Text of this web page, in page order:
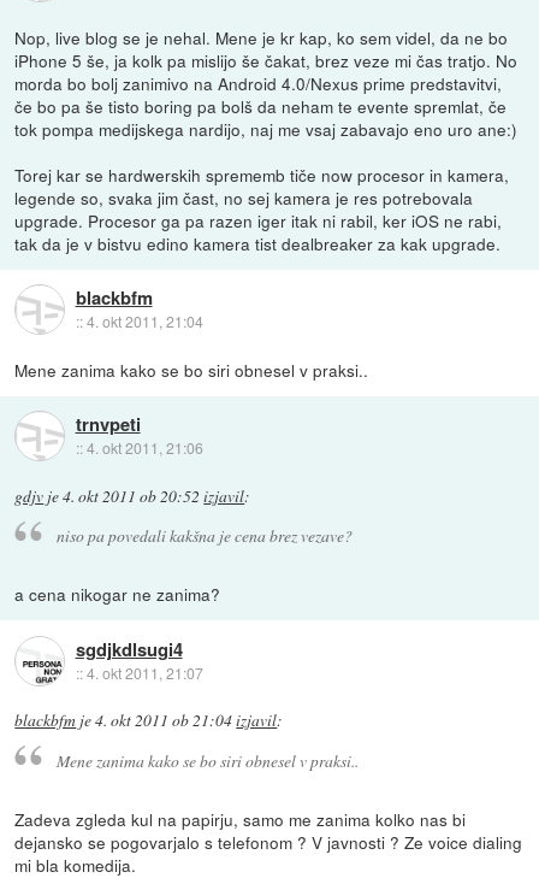
Nop, live blog se je nehal. Mene je kr kap, ko sem videl, da ne bo
iPhone 5 še, ja kolk pa mislijo še čakat, brez veze mi čas tratjo. No
morda bo bolj zanimivo na Android 4.0/Nexus prime predstavitvi,
če bo pa še tisto boring pa bolš da neham te evente spremlat, če
tok pompa medijskega nardijo, naj me vsaj zabavajo eno uro ane:)
Torej kar se hardwerskih sprememb tiče now procesor in kamera,
legende so, svaka jim čast, no sej kamera je res potrebovala
upgrade. Procesor ga pa razen iger itak ni rabil, ker iOS ne rabi,
tak da je v bistvu edino kamera tist dealbreaker za kak upgrade.
blackbfm
::4. okt 2011, 21:04
Mene zanima kako se bo siri obnesel v praksi..
trnvpeti
::4. okt 2011, 21:06
gdjv je4. okt 2011 ob 20:52 izjavil:
niso pa povedali kakšna je cena brez vezave?
a cena nikogar ne zanima?
sgdjkdlsugi4
::4. okt 2011, 21:07
blackbfm je4. okt 2011 ob 21:04izjavil:
Mene zanima kako se bo siri obnesel v praksi..
Zadeva zgleda kul na papirju, samo me zanima kolko nas bi
dejansko se pogovarjalo s telefonom ? V javnosti ? Ze voice dialing
mi bla komedija.